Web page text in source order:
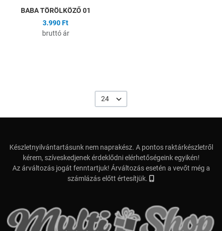
BABA TÖRÖLKÖZŐ 01
3.990 Ft
bruttó ár
24
Készletnyilvántartásunk nem naprakész. A pontos raktárkészletről
kérem, szíveskedjenek érdeklődni elérhetőségeink egyikén!
Az árváltozás jogát fenntartjuk! Árváltozás esetén a vevőt még a
számlázás előtt értesítjük.